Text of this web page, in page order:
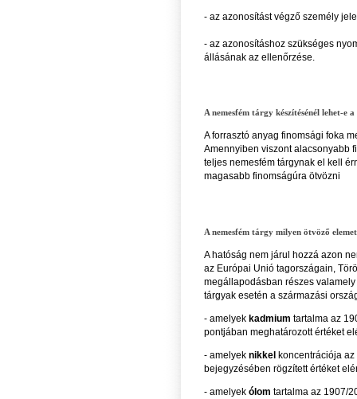
- az azonosítást végző személy
- az azonosításhoz szükséges
állásának az ellenőrzése.
A nemesfém tárgy készítésénél lehet-e
A forrasztó anyag finomsági foka
Amennyiben viszont alacsonyabb
teljes nemesfém tárgynak el kell
magasabb finomságúra ötvözni
A nemesfém tárgy milyen ötvöző
A hatóság nem járul hozzá azon
az Európai Unió tagországain,
megállapodásban részes
tárgyak esetén a származási
- amelyek kadmium tartalma az
pontjában meghatározott értéket
- amelyek nikkel koncentrációja
bejegyzésében rögzített értéket
- amelyek ólom tartalma az 1907/